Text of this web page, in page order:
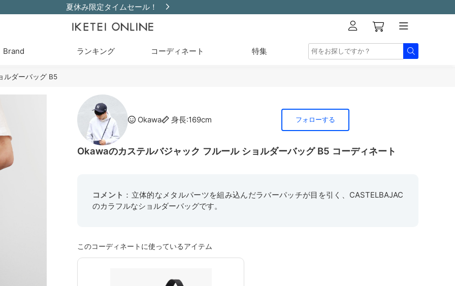
夏休み限定タイムセール！
Brand ランキング コーディネート 特集
ルダーバッグ B5
Okawa 身長:169cm フォローする
Okawaのカステルバジャック フルール ショルダーバッグ B5 コーディネート
コメント ：立体的なメタルパーツを組み込んだラバーパッチが目を引く、CASTELBAJAC
のカラフルなショルダーバッグです。
このコーディネートに使っているアイテム